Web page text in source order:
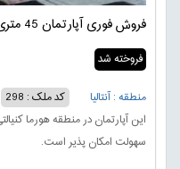
فروش فوری آپارتمان 45 متری آنتالیا کنیالتی
فروخته شد
منطقه : آنتالیا
کد ملک : 298
این آپارتمان در منطقه هورما
سهولت امکان پذیر است.